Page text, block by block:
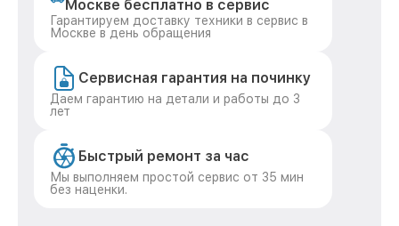
Москве бесплатно в сервис
Гарантируем доставку техники в сервис в
Москве в день обращения
Сервисная гарантия на починку
Даем гарантию на детали и работы до 3
лет
Быстрый ремонт за час
Мы выполняем простой сервис от 35 мин
без наценки.